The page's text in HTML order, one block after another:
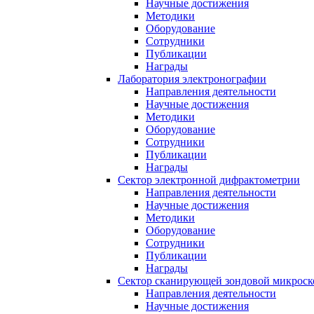
Научные достижения
Методики
Оборудование
Сотрудники
Публикации
Награды
Лаборатория электронографии
Направления деятельности
Научные достижения
Методики
Оборудование
Сотрудники
Публикации
Награды
Сектор электронной дифрактометрии
Направления деятельности
Научные достижения
Методики
Оборудование
Сотрудники
Публикации
Награды
Сектор сканирующей зондовой
Направления деятельности
Научные достижения